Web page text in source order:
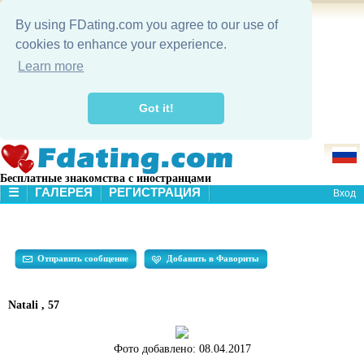
By using FDating.com you agree to our use of
cookies to enhance your experience.
Learn more
Got it!
Бесплатные знакомства с иностранцами
☰
ПОИСК
ГАЛЕРЕЯ РЕГИСТРАЦИЯ Вход
Отправить сообщение Добавить в Фавориты
Natali , 57
Фото добавлено: 08.04.2017